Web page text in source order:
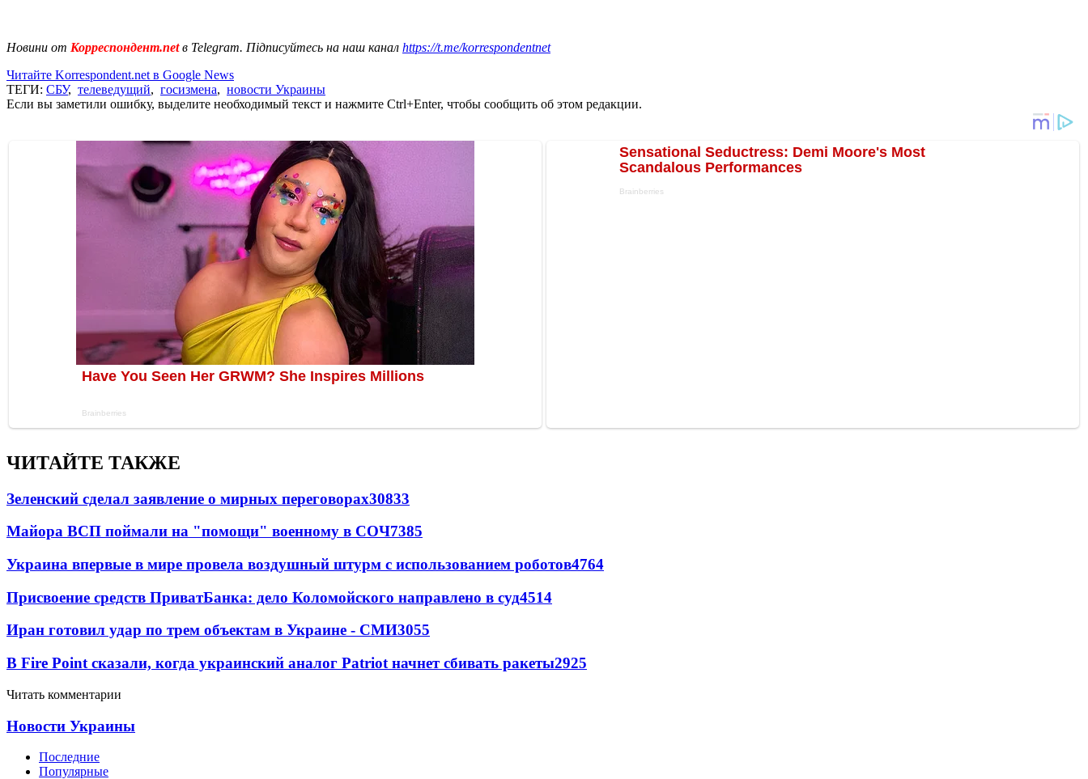
Новини от Корреспондент.netв Telegram. Підписуйтесь на наш канал https://t.me/korrespondentnet
Читайте Korrespondent.net в Google News
ТЕГИ: СБУ, телеведущий, госизмена, новости Украины
Если вы заметили ошибку, выделите необходимый текст и нажмите Ctrl+Enter, чтобы сообщить об этом редакции.
ЧИТАЙТЕ ТАКЖЕ
Зеленский сделал заявление о мирных переговорах30833
Майора ВСП поймали на "помощи" военному в СОЧ7385
Украина впервые в мире провела воздушный штурм с использованием роботов4764
Присвоение средств ПриватБанка: дело Коломойского направлено в суд4514
Иран готовил удар по трем объектам в Украине - СМИ3055
В Fire Point сказали, когда украинский аналог Patriot начнет сбивать ракеты2925
Читать комментарии
Новости Украины
Последние
Популярные